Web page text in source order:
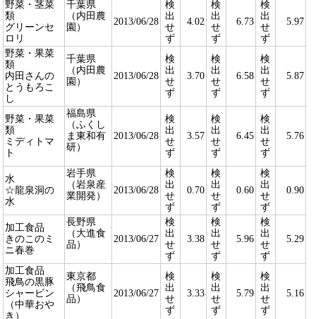
野菜・茎菜
類
グリーンセ
ロリ
千葉県
（内田農
園）
2013/06/28
検
出
せ
ず
4.02
検
出
せ
ず
6.73
検
出
せ
ず
5.97
野菜・果菜
類
内田さんの
とうもろこ
し
千葉県
（内田農
園）
2013/06/28
検
出
せ
ず
3.70
検
出
せ
ず
6.58
検
出
せ
ず
5.87
野菜・果菜
類
ミディトマ
ト
福島県
（ふくし
ま東和有
研）
2013/06/28
検
出
せ
ず
3.57
検
出
せ
ず
6.45
検
出
せ
ず
5.76
水
☆龍泉洞の
水
岩手県
（岩泉産
業開発）
2013/06/28
検
出
せ
ず
0.70
検
出
せ
ず
0.60
検
出
せ
ず
0.90
加工食品
きのこのミ
ニ春巻
長野県
（大進食
品）
2013/06/27
検
出
せ
ず
3.38
検
出
せ
ず
5.96
検
出
せ
ず
5.29
加工食品
飛鳥の黒豚
シャービン
（中華おや
き）
東京都
（飛鳥食
品）
2013/06/27
検
出
せ
ず
3.33
検
出
せ
ず
5.79
検
出
せ
ず
5.16